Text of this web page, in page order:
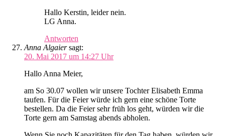
Hallo Kerstin, leider nein.
LG Anna.
Antworten
Anna Algaier sagt:
20. Mai 2017 um 14:27 Uhr
Hallo Anna Meier,
am So 30.07 wollen wir unsere Tochter Elisabeth Emma
taufen. Für die Feier würde ich gern eine schöne Torte
bestellen. Da die Feier sehr früh los geht, würden wir die
Torte gern am Samstag abends abholen.